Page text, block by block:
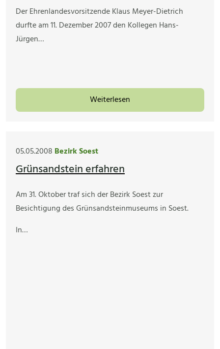
Der Ehrenlandesvorsitzende Klaus Meyer-Dietrich
durfte am 11. Dezember 2007 den Kollegen Hans-
Jürgen…
Weiterlesen
05.05.2008 Bezirk Soest
Grünsandstein erfahren
Am 31. Oktober traf sich der Bezirk Soest zur
Besichtigung des Grünsandsteinmuseums in Soest.
In…